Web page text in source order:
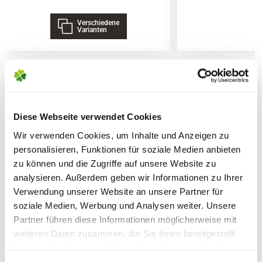
Diese Webseite verwendet Cookies
Wir verwenden Cookies, um Inhalte und Anzeigen zu
personalisieren, Funktionen für soziale Medien anbieten
zu können und die Zugriffe auf unsere Website zu
analysieren. Außerdem geben wir Informationen zu Ihrer
Verwendung unserer Website an unsere Partner für
soziale Medien, Werbung und Analysen weiter. Unsere
Partner führen diese Informationen möglicherweise mit
weiteren Daten zusammen, die Sie ihnen bereitgestellt
Lieferhinweise
KÖNNEN ENTSTEHEN
PAKETVERSAND
6,95€für Standardpakete (z.B.Dünger oder
Zubehör)
7,95€für größere Pakete (z.B. Pflanzen oder
Erde)
Verschiedene
Varianten